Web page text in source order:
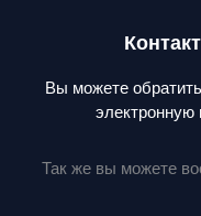
Вы можете
электронную
Так же вы можете